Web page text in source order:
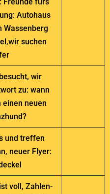
Autohaus
Wassenberg
suchen
wir
zu: wann
einen neuen
und treffen
neuer Flyer:
voll, Zahlen-